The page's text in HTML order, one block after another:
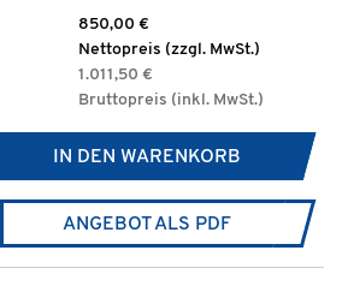
850,00 €
Nettopreis (zzgl. MwSt.)
1.011,50 €
Bruttopreis (inkl. MwSt.)
IN DEN WARENKORB
ANGEBOT ALS PDF